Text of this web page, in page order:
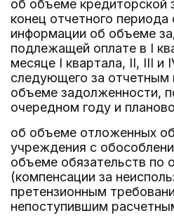
об объеме кредиторской
конец отчетного
информации об объеме
подлежащей оплате в I
месяце I квартала, II, III и
следующего за отчетным
объеме задолженности,
очередном году и
об объеме отложенных
учреждения с
объеме обязательств по
(компенсации за
претензионным
непоступившим